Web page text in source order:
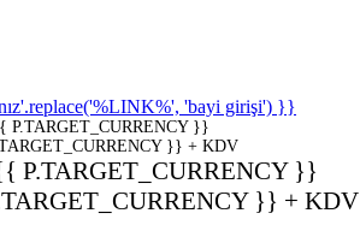
'bayi girişi') }}
P.TARGET_CURRENCY }}
}} + KDV
P.TARGET_CURRENCY }}
}} + KDV